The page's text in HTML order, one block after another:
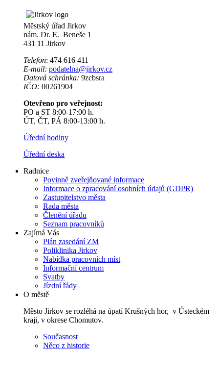
Městský úřad Jirkov
nám. Dr. E. Beneše 1
431 11 Jirkov
Telefon: 474 616 411
E-mail: podatelna@jirkov.cz
Datová schránka: 9zcbsra
IČO: 00261904
Otevřeno pro veřejnost:
PO a ST 8:00-17:00 h.
ÚT, ČT, PÁ 8:00-13:00 h.
Úřední hodiny
Úřední deska
Radnice
Povinně zveřejňované informace
Informace o zpracování osobních údajů (GDPR)
Zastupitelstvo města
Rada města
Členění úřadu
Seznam pracovníků
Zajímá Vás
Plán zasedání ZM
Poliklinika Jirkov
Nabídka pracovních míst
Informační centrum
Svatby
Jízdní řády
O městě
Město Jirkov se rozléhá na úpatí Krušných hor, v Ústeckém
kraji, v okrese Chomutov.
Současnost
Něco z historie